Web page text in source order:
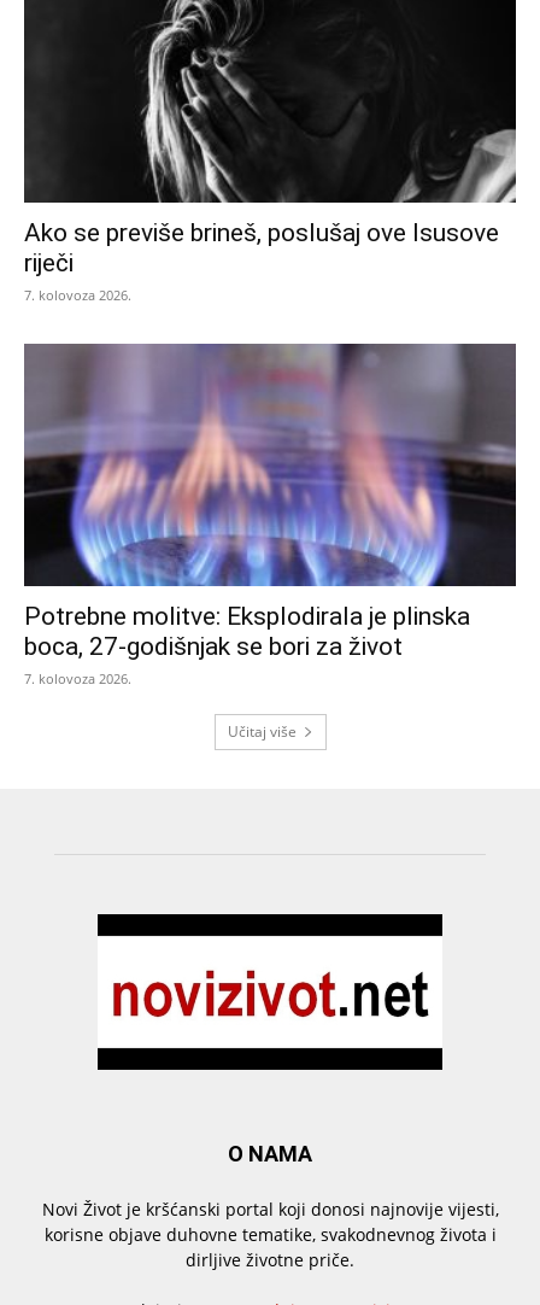
Ako se previše brineš, poslušaj ove Isusove
riječi
7. kolovoza 2026.
Potrebne molitve: Eksplodirala je plinska
boca, 27-godišnjak se bori za život
7. kolovoza 2026.
Učitaj više
O NAMA
Novi Život je kršćanski portal koji donosi najnovije vijesti,
korisne objave duhovne tematike, svakodnevnog života i
dirljive životne priče.